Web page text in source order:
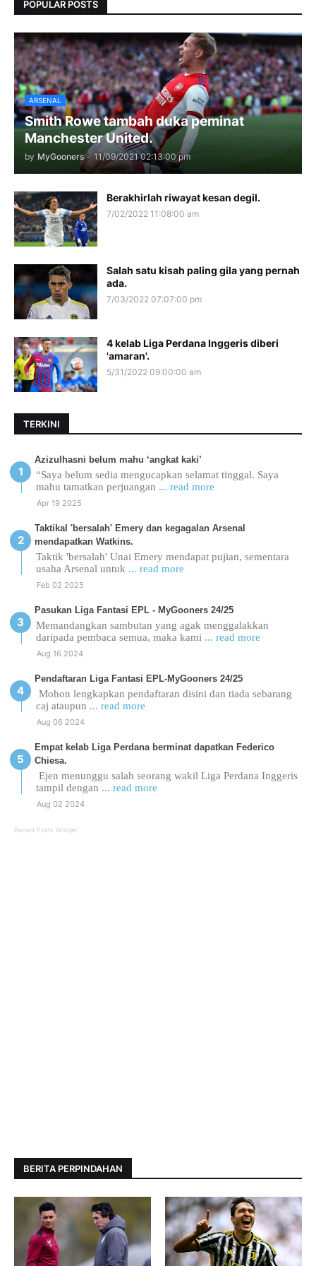
POPULAR POSTS
ARSENAL
Smith Rowe tambah duka peminat
Manchester United.
by MyGooners - 11/09/2021 02:13:00 pm
Berakhirlah riwayat kesan degil.
7/02/2022 11:08:00 am
Salah satu kisah paling gila yang pernah
ada.
7/03/2022 07:07:00 pm
4 kelab Liga Perdana Inggeris diberi
'amaran'.
5/31/2022 09:00:00 am
TERKINI
Azizulhasni belum mahu ‘angkat kaki’
“Saya belum sedia mengucapkan selamat tinggal. Saya
mahu tamatkan perjuangan ... read more
Apr 19 2025
Taktikal 'bersalah' Emery dan kegagalan Arsenal
mendapatkan Watkins.
Taktik 'bersalah' Unai Emery mendapat pujian, sementara
usaha Arsenal untuk ... read more
Feb 02 2025
Pasukan Liga Fantasi EPL - MyGooners 24/25
Memandangkan sambutan yang agak menggalakkan
daripada pembaca semua, maka kami ... read more
Aug 16 2024
Pendaftaran Liga Fantasi EPL-MyGooners 24/25
Mohon lengkapkan pendaftaran disini dan tiada sebarang
caj ataupun ... read more
Aug 06 2024
Empat kelab Liga Perdana berminat dapatkan Federico
Chiesa.
Ejen menunggu salah seorang wakil Liga Perdana Inggeris
tampil dengan ... read more
Aug 02 2024
Recent Posts Widget
BERITA PERPINDAHAN